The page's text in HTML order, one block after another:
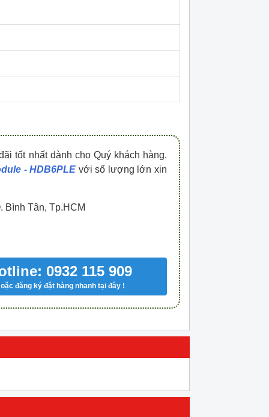
0909.067.950 Ms.Châu
tốt nhất dành cho Quý khách hàng.
- HDB6PLE với số lượng lớn xin
Bình Tân, Tp.HCM
0932 115 909
đăng ký đặt hàng nhanh tại đây !